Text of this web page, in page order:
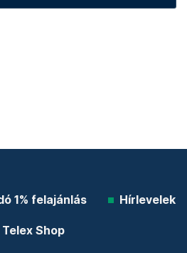
1% felajánlás Hírlevelek
Telex Shop